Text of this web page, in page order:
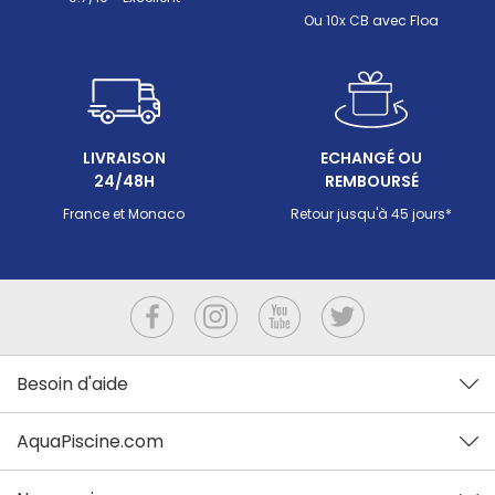
méthodes de mesure disponibles et les bonsOu 10x CB avec Floa
LIVRAISON
24/48H
France et Monaco
ECHANGÉ OU
REMBOURSÉ
Retour jusqu'à 45 jours*
Besoin d'aide
AquaPiscine.com